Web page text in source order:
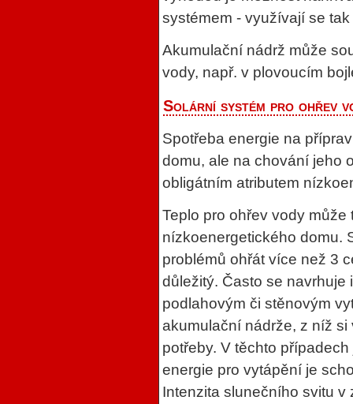
systémem - využívají se
Akumulační nádrž může
vody, např. v plovoucím
Solární systém pro ohřev
Spotřeba energie na
domu, ale na chování jeho
obligátním atributem
Teplo pro ohřev vody
nízkoenergetického domu.
problémů ohřát více než 3
důležitý. Často se navrhuje
podlahovým či stěnovým
akumulační nádrže, z níž
potřeby. V těchto
energie pro vytápění je
Intenzita slunečního svitu